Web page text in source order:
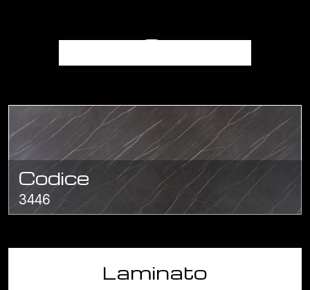
PULPIS DARK
Codice
3446
Laminato